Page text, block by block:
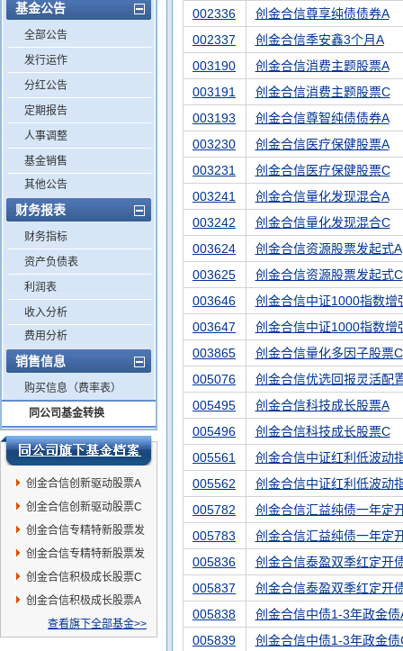
基金公告
全部公告
发行运作
分红公告
定期报告
人事调整
基金销售
其他公告
财务报表
财务指标
资产负债表
利润表
收入分析
费用分析
销售信息
购买信息（费率表）
同公司基金转换
创金合信创新驱动股票A
创金合信创新驱动股票C
创金合信专精特新股票发
起C
创金合信专精特新股票发
起A
创金合信积极成长股票C
创金合信积极成长股票A
查看旗下全部基金>>
002336
创金合信尊享纯债债券A
002337
创金合信季安鑫3个月A
003190
创金合信消费主题股票A
003191
创金合信消费主题股票C
003193
创金合信尊智纯债债券A
003230
创金合信医疗保健股票A
003231
创金合信医疗保健股票C
003241
创金合信量化发现混合A
003242
创金合信量化发现混合C
003624
创金合信资源股票发起式A
003625
创金合信资源股票发起式C
003646
创金合信中证1000指数增
003647
创金合信中证1000指数增
003865
创金合信量化多因子股票C
005076
创金合信优选回报灵活配
005495
创金合信科技成长股票A
005496
创金合信科技成长股票C
005561
创金合信中证红利低波动
005562
创金合信中证红利低波动
005782
创金合信汇益纯债一年定
005783
创金合信汇益纯债一年定
005836
创金合信泰盈双季红定开
005837
创金合信泰盈双季红定开
005838
创金合信中债1-3年政金债
005839
创金合信中债1-3年政金债